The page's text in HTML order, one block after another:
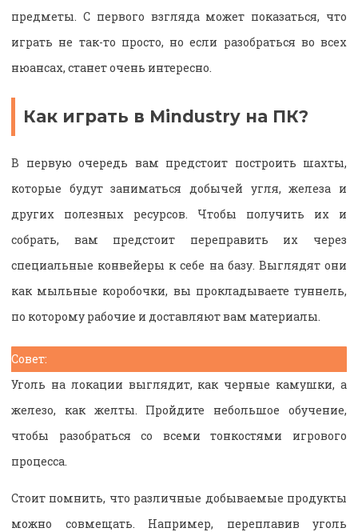
предметы. С первого взгляда может показаться, что
играть не так-то просто, но если разобраться во всех
нюансах, станет очень интересно.
Как играть в Mindustry на ПК?
В первую очередь вам предстоит построить шахты,
которые будут заниматься добычей угля, железа и
других полезных ресурсов. Чтобы получить их и
собрать, вам предстоит переправить их через
специальные конвейеры к себе на базу. Выглядят они
как мыльные коробочки, вы прокладываете туннель,
по которому рабочие и доставляют вам материалы.
Совет:
Уголь на локации выглядит, как черные камушки, а
железо, как желты. Пройдите небольшое обучение,
чтобы разобраться со всеми тонкостями игрового
процесса.
Стоит помнить, что различные добываемые продукты
можно совмещать. Например, переплавив уголь